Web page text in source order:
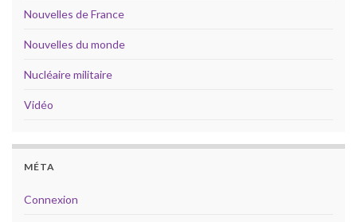
Nouvelles de France
Nouvelles du monde
Nucléaire militaire
Vidéo
MÉTA
Connexion